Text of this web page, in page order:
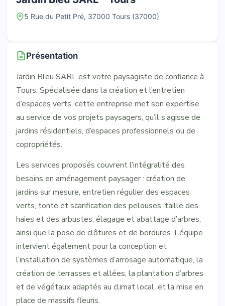
5 Rue du Petit Pré, 37000 Tours (37000)
Présentation
Jardin Bleu SARL est votre paysagiste de confiance à
Tours. Spécialisée dans la création et l’entretien
d’espaces verts, cette entreprise met son expertise
au service de vos projets paysagers, qu’il s’agisse de
jardins résidentiels, d’espaces professionnels ou de
copropriétés.
Les services proposés couvrent l’intégralité des
besoins en aménagement paysager : création de
jardins sur mesure, entretien régulier des espaces
verts, tonte et scarification des pelouses, taille des
haies et des arbustes, élagage et abattage d’arbres,
ainsi que la pose de clôtures et de bordures. L’équipe
intervient également pour la conception et
l’installation de systèmes d’arrosage automatique, la
création de terrasses et allées, la plantation d’arbres
et de végétaux adaptés au climat local, et la mise en
place de massifs fleuris.